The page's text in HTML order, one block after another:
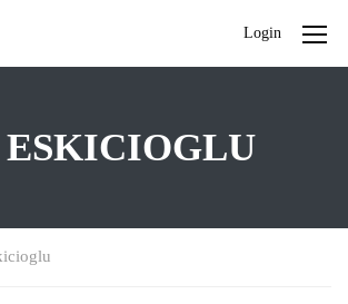
Login
ESKICIOGLU